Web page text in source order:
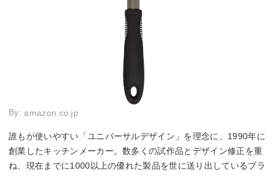
By:amazon.co.jp
誰もが使いやすい「ユニバーサルデザイン」を理念に、1990年に
創業したキッチンメーカー。数多くの試作品とデザイン修正を重
ね、現在までに1000以上の優れた製品を世に送り出しているブラ